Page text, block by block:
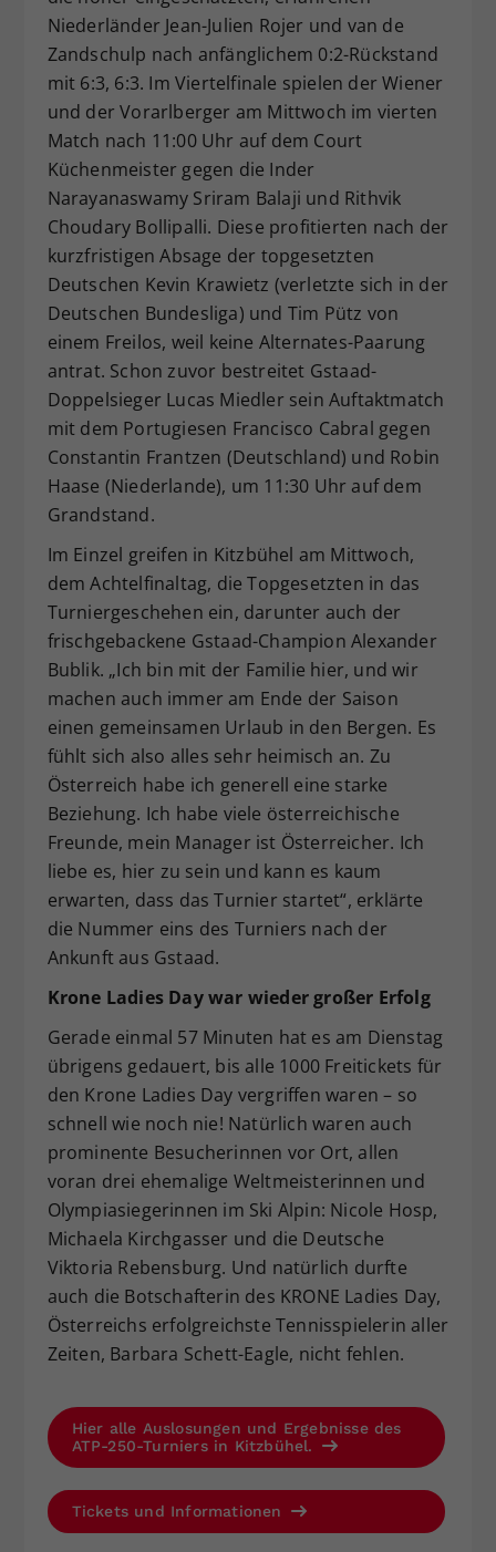
Niederländer Jean-Julien Rojer und van de
Zandschulp nach anfänglichem 0:2-Rückstand
mit 6:3, 6:3. Im Viertelfinale spielen der Wiener
und der Vorarlberger am Mittwoch im vierten
Match nach 11:00 Uhr auf dem Court
Küchenmeister gegen die Inder
Narayanaswamy Sriram Balaji und Rithvik
Choudary Bollipalli. Diese profitierten nach der
kurzfristigen Absage der topgesetzten
Deutschen Kevin Krawietz (verletzte sich in der
Deutschen Bundesliga) und Tim Pütz von
einem Freilos, weil keine Alternates-Paarung
antrat. Schon zuvor bestreitet Gstaad-
Doppelsieger Lucas Miedler sein Auftaktmatch
mit dem Portugiesen Francisco Cabral gegen
Constantin Frantzen (Deutschland) und Robin
Haase (Niederlande), um 11:30 Uhr auf dem
Grandstand.
Im Einzel greifen in Kitzbühel am Mittwoch,
dem Achtelfinaltag, die Topgesetzten in das
Turniergeschehen ein, darunter auch der
frischgebackene Gstaad-Champion Alexander
Bublik. „Ich bin mit der Familie hier, und wir
machen auch immer am Ende der Saison
einen gemeinsamen Urlaub in den Bergen. Es
fühlt sich also alles sehr heimisch an. Zu
Österreich habe ich generell eine starke
Beziehung. Ich habe viele österreichische
Freunde, mein Manager ist Österreicher. Ich
liebe es, hier zu sein und kann es kaum
erwarten, dass das Turnier startet“, erklärte
die Nummer eins des Turniers nach der
Ankunft aus Gstaad.
Krone Ladies Day war wieder großer Erfolg
Gerade einmal 57 Minuten hat es am Dienstag
übrigens gedauert, bis alle 1000 Freitickets für
den Krone Ladies Day vergriffen waren – so
schnell wie noch nie! Natürlich waren auch
prominente Besucherinnen vor Ort, allen
voran drei ehemalige Weltmeisterinnen und
Olympiasiegerinnen im Ski Alpin: Nicole Hosp,
Michaela Kirchgasser und die Deutsche
Viktoria Rebensburg. Und natürlich durfte
auch die Botschafterin des KRONE Ladies Day,
Österreichs erfolgreichste Tennisspielerin aller
Zeiten, Barbara Schett-Eagle, nicht fehlen.
Hier alle Auslosungen und Ergebnisse des
ATP-250-Turniers in Kitzbühel.
Tickets und Informationen